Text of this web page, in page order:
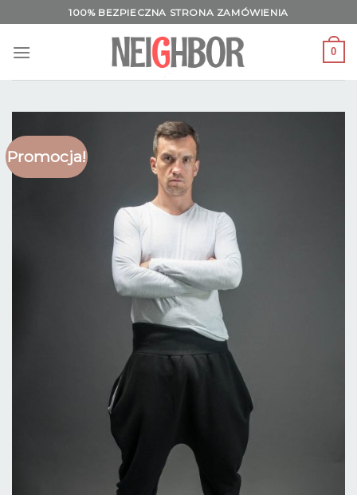
to
content
100% BEZPIECZNA STRONA ZAMÓWIENIA
0
Promocja!